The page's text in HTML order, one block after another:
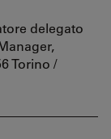
delegato
Torino /